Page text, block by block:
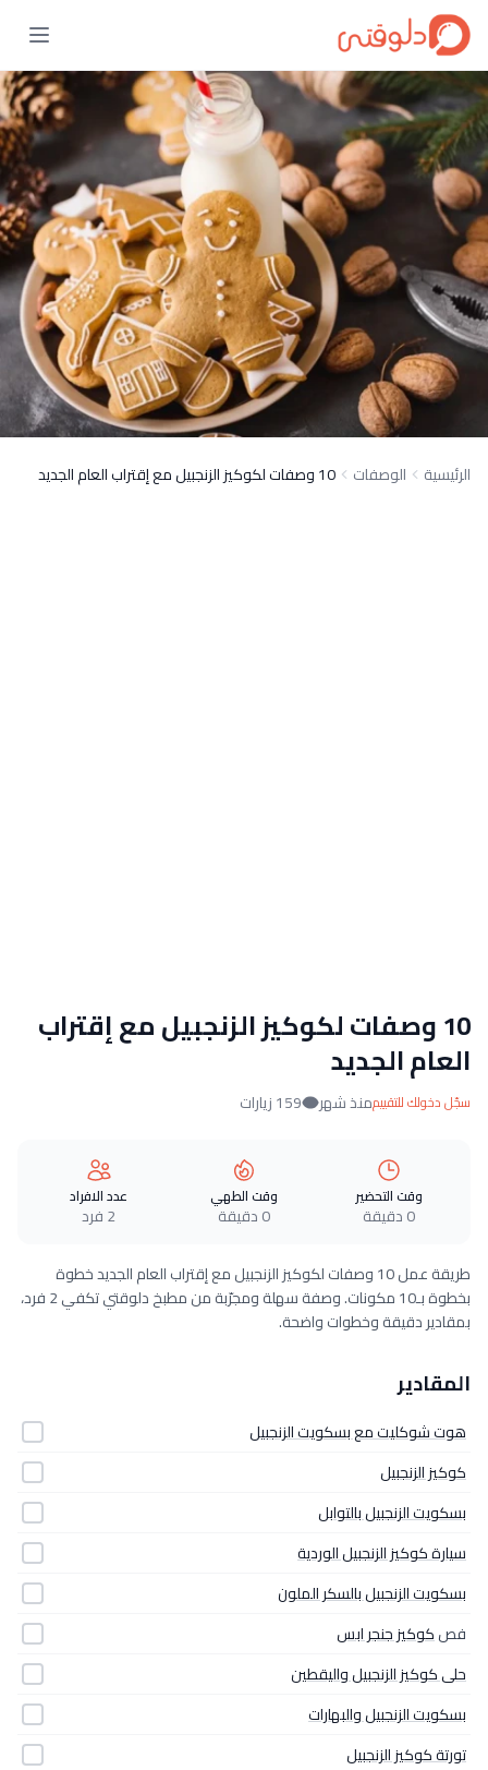
الرئيسية الوصفات 10 وصفات لكوكيز الزنجبيل مع إقتراب العام الجديد
10 وصفات لكوكيز الزنجبيل مع إقتراب
العام الجديد
سجّل دخولك للتقييممنذ شهر 159 زيارات
وقت التحضير
0 دقيقة
وقت الطهي
0 دقيقة
عدد الافراد
2 فرد
طريقة عمل 10 وصفات لكوكيز الزنجبيل مع إقتراب العام الجديد خطوة
بخطوة بـ10 مكونات. وصفة سهلة ومجرّبة من مطبخ دلوقتي تكفي 2 فرد،
بمقادير دقيقة وخطوات واضحة.
المقادير
هوت شوكليت مع بسكويت الزنجبيل
كوكيز الزنجبيل
بسكويت الزنجبيل بالتوابل
سيارة كوكيز الزنجبيل الوردية
بسكويت الزنجبيل بالسكر الملون
فصكوكيز جنجر ابس
حلى كوكيز الزنجبيل واليقطين
بسكويت الزنجبيل والبهارات
تورتة كوكيز الزنجبيل